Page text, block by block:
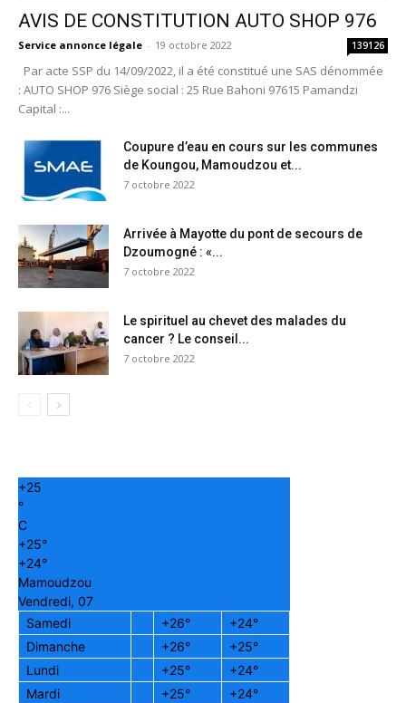
AVIS DE CONSTITUTION AUTO SHOP 976
Service annonce légale - 19 octobre 2022 139126
Par acte SSP du 14/09/2022, il a été constitué une SAS dénommée
: AUTO SHOP 976 Siège social : 25 Rue Bahoni 97615 Pamandzi
Capital :...
Coupure d’eau en cours sur les communes
de Koungou, Mamoudzou et...
7 octobre 2022
Arrivée à Mayotte du pont de secours de
Dzoumogné : «...
7 octobre 2022
Le spirituel au chevet des malades du
cancer ? Le conseil...
7 octobre 2022
+25
°
C
+25°
+24°
Mamoudzou
Vendredi, 07
Samedi
+26° +24°
Dimanche
+26° +25°
Lundi
+25° +24°
Mardi
+25° +24°